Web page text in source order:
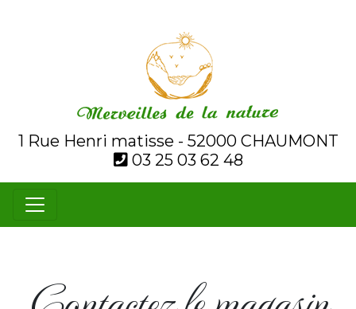
1 Rue Henri matisse - 52000 CHAUMONT
03 25 03 62 48